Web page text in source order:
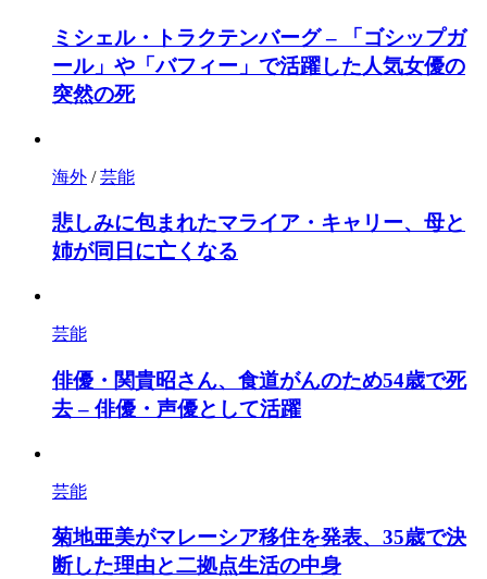
ミシェル・トラクテンバーグ – 「ゴシップガ
ール」や「バフィー」で活躍した人気女優の
突然の死
海外 /芸能
悲しみに包まれたマライア・キャリー、母と
姉が同日に亡くなる
芸能
俳優・関貴昭さん、食道がんのため54歳で死
去 – 俳優・声優として活躍
芸能
菊地亜美がマレーシア移住を発表、35歳で決
断した理由と二拠点生活の中身